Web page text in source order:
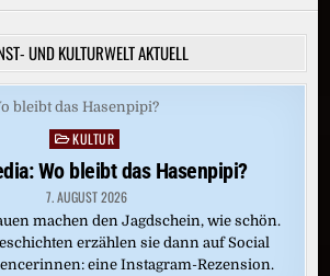
UND KULTURWELT AKTUELL
Posted
in
KULTUR
Wo bleibt das Hasenpipi?
7. AUGUST 2026
machen den Jagdschein, wie schön.
erzählen sie dann auf Social
eine Instagram-Rezension.